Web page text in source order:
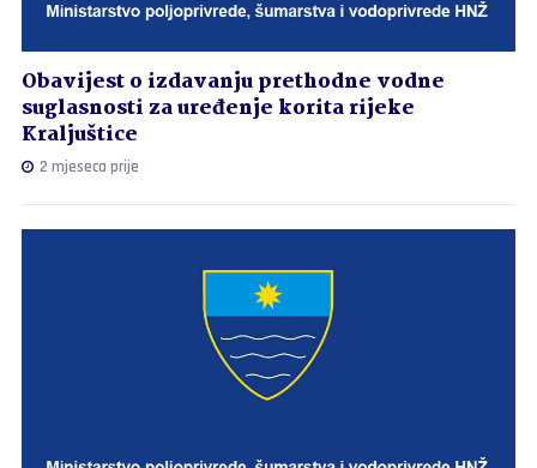
Obavijest o izdavanju prethodne vodne
suglasnosti za uređenje korita rijeke
Kraljuštice
2 mjeseca prije